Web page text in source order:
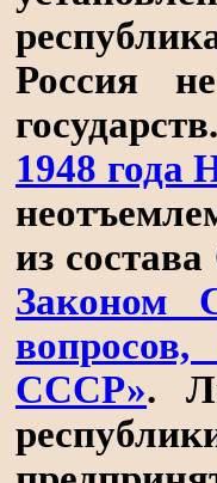
Россия
1948 года
из
Законом
СССР».